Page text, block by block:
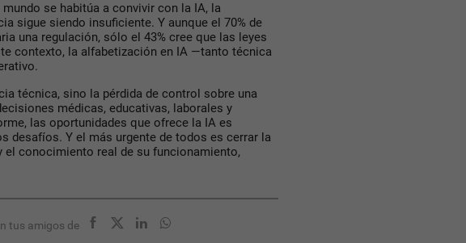
se habitúa a convivir con la IA, la
sigue siendo insuficiente. Y aunque el 70% de
una regulación, sólo el 43% cree que las leyes
contexto, la alfabetización en IA —tanto técnica
técnica, sino la pérdida de control sobre una
médicas, educativas, laborales y
las oportunidades que ofrece la IA es
desafíos. Y el más urgente de todos es cerrar la
el conocimiento real de su funcionamiento,
tus amigos de